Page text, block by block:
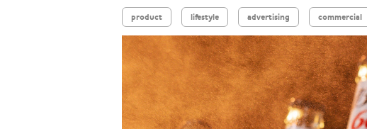
product lifestyle advertising commercial